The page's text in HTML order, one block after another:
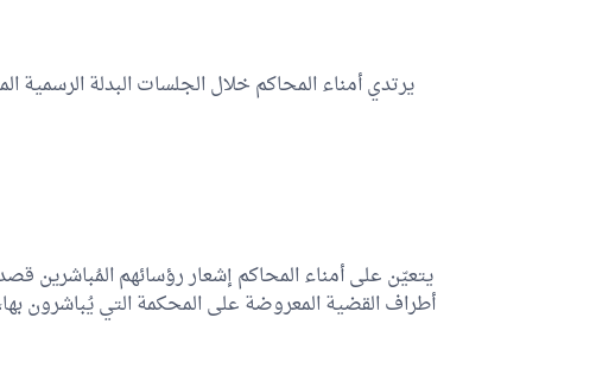
يرتدي أمناء المحاكم خلال الجلسات البدلة الرسمية
يتعيّن على أمناء المحاكم إشعار رؤسائهم المُباشرين
أطراف القضية المعروضة على المحكمة التي يُباشرون